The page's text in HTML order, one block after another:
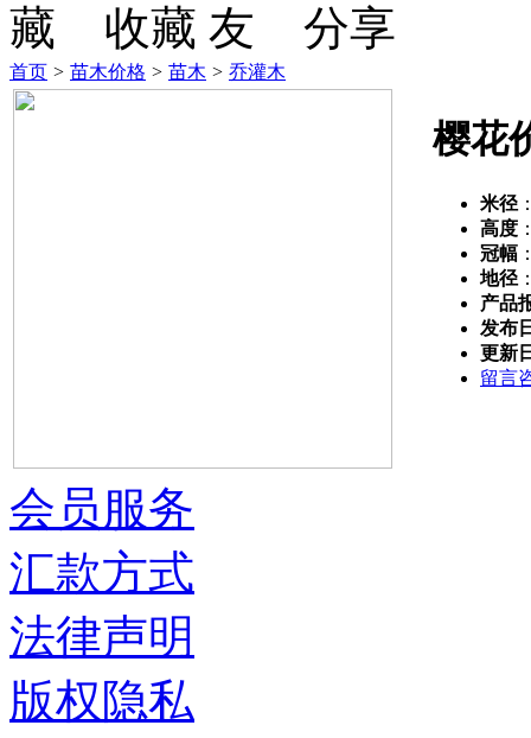
收藏 分享
首页 > 苗木价格 > 苗木 > 乔灌木
樱花
米径
高度
冠幅
地径
产品
发布
更新
留言
会员服务
汇款方式
法律声明
版权隐私